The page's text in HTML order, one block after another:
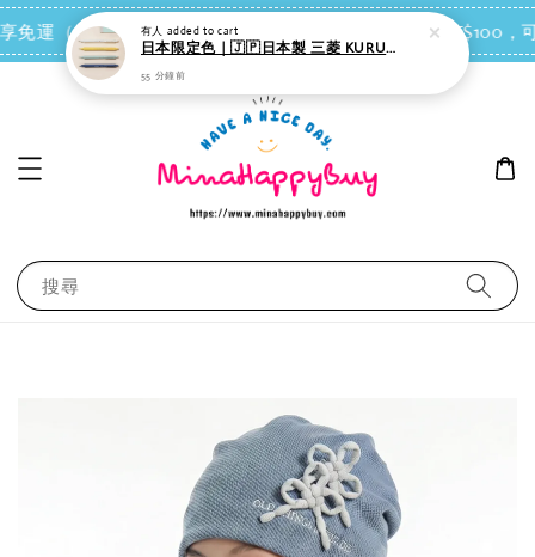
運（台灣離島地區除外） 會員每消費NT$100，
搜尋